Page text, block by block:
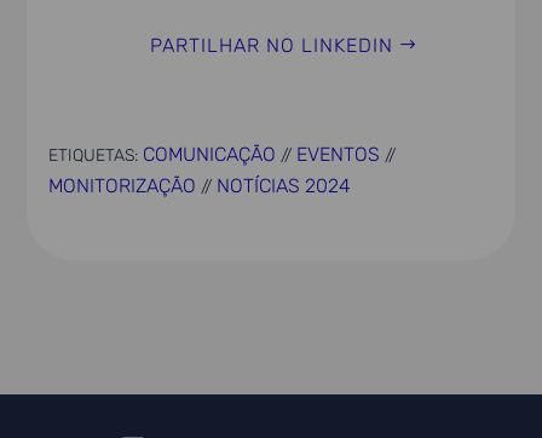
PARTILHAR NO LINKEDIN
ETIQUETAS: COMUNICAÇÃO // EVENTOS //
MONITORIZAÇÃO // NOTÍCIAS 2024